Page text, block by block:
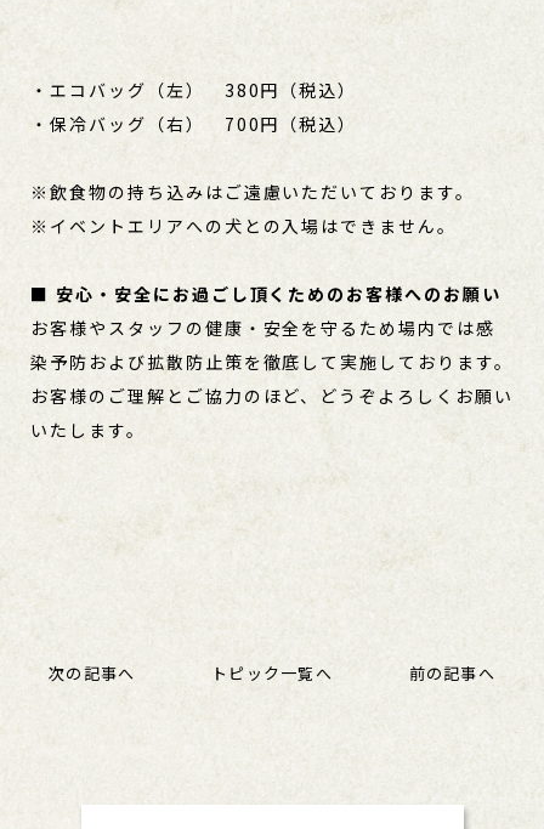
・エコバッグ（左） 380円（税込）
・保冷バッグ（右） 700円（税込）
※飲食物の持ち込みはご遠慮いただいております。
※イベントエリアへの犬との入場はできません。
■ 安心・安全にお過ごし頂くためのお客様へのお願い
お客様やスタッフの健康・安全を守るため場内では感
染予防および拡散防止策を徹底して実施しております。
お客様のご理解とご協力のほど、どうぞよろしくお願い
いたします。
次の記事へ トピック一覧へ 前の記事へ